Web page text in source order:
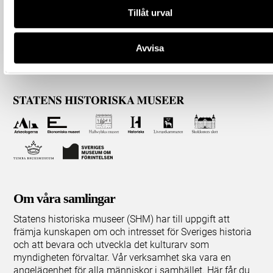
Tillåt urval
Avvisa
Om våra samlingar
Statens historiska museer (SHM) har till uppgift att
främja kunskapen om och intresset för Sveriges historia
och att bevara och utveckla det kulturarv som
myndigheten förvaltar. Vår verksamhet ska vara en
angelägenhet för alla människor i samhället. Här får du